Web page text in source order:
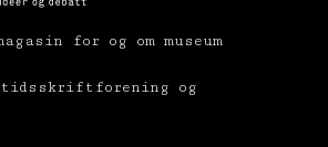
for og om museum
tidsskriftforening og